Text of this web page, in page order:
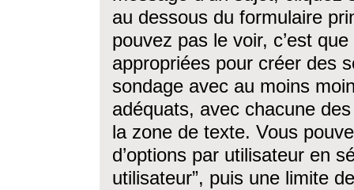
au dessous du formulaire
pouvez pas le voir, c’est
appropriées pour créer des
sondage avec au moins
adéquats, avec chacune
la zone de texte. Vous
d’options par utilisateur en
utilisateur”, puis une limite